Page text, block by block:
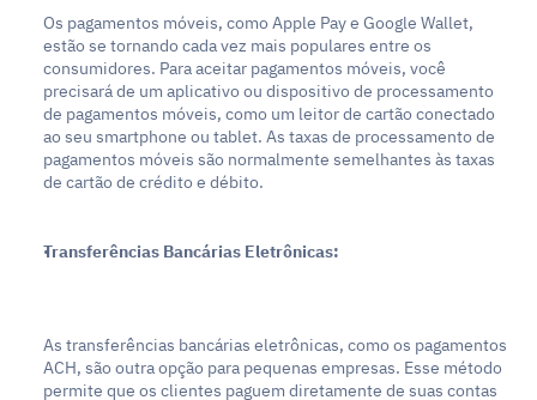
Os pagamentos móveis, como Apple Pay e Google Wallet,
estão se tornando cada vez mais populares entre os
consumidores. Para aceitar pagamentos móveis, você
precisará de um aplicativo ou dispositivo de processamento
de pagamentos móveis, como um leitor de cartão conectado
ao seu smartphone ou tablet. As taxas de processamento de
pagamentos móveis são normalmente semelhantes às taxas
de cartão de crédito e débito.
Transferências Bancárias Eletrônicas:
As transferências bancárias eletrônicas, como os pagamentos
ACH, são outra opção para pequenas empresas. Esse método
permite que os clientes paguem diretamente de suas contas